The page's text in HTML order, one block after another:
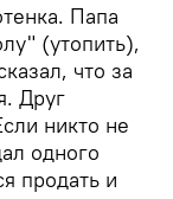
Папа
(утопить),
что за
Друг
никто не
одного
продать и